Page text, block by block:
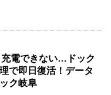
充電できない…ドック
で即日復活！データ
ク岐阜